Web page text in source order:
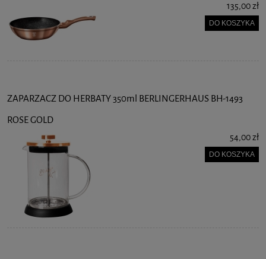
135,00 zł
DO KOSZYKA
ZAPARZACZ DO HERBATY 350ml BERLINGERHAUS BH-1493
ROSE GOLD
54,00 zł
DO KOSZYKA